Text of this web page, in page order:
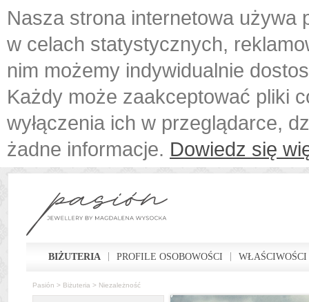
Nasza strona internetowa używa
w celach statystycznych,
nim możemy indywidualnie
Każdy może zaakceptować pliki
wyłączenia ich w przeglądarce,
żadne informacje. Dowiedz się
BIŻUTERIA PROFILE OSOBOWOŚCI
Pasión > Biżuteria > Niezależność